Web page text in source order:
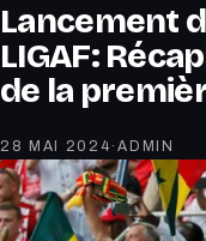
Lancement
LIGAF:
de la
28 MAI 2024 ·ADMIN